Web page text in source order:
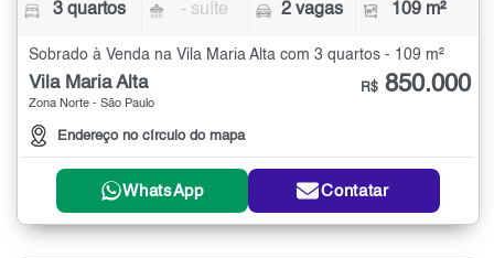
3 quartos - suíte 2 vagas 109 m²
Sobrado à Venda na Vila Maria Alta com 3 quartos - 109 m²
Vila Maria Alta
Zona Norte - São Paulo
Endereço no círculo do mapa
R$ 850.000
WhatsApp Contatar